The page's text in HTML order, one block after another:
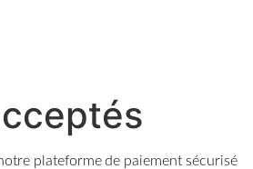
plateforme de paiement sécurisé